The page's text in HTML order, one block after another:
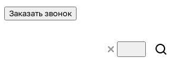
Заказать звонок